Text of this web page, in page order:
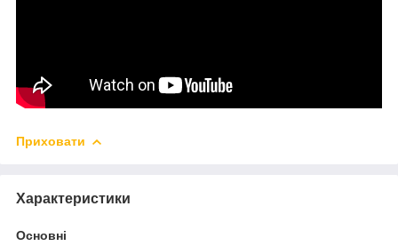
Приховати
Характеристики
Основні